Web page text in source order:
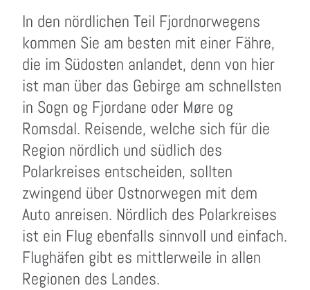
In den nördlichen Teil Fjordnorwegens
kommen Sie am besten mit einer Fähre,
die im Südosten anlandet, denn von hier
ist man über das Gebirge am schnellsten
in Sogn og Fjordane oder Møre og
Romsdal. Reisende, welche sich für die
Region nördlich und südlich des
Polarkreises entscheiden, sollten
zwingend über Ostnorwegen mit dem
Auto anreisen. Nördlich des Polarkreises
ist ein Flug ebenfalls sinnvoll und einfach.
Flughäfen gibt es mittlerweile in allen
Regionen des Landes.